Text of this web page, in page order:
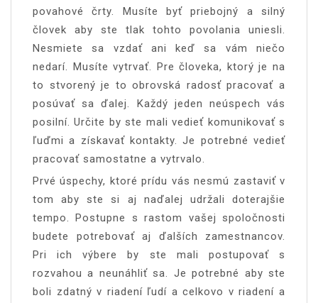
povahové črty. Musíte byť priebojný a silný
človek aby ste tlak tohto povolania uniesli.
Nesmiete sa vzdať ani keď sa vám niečo
nedarí. Musíte vytrvať. Pre človeka, ktorý je na
to stvorený je to obrovská radosť pracovať a
posúvať sa ďalej. Každý jeden neúspech vás
posilní. Určite by ste mali vedieť komunikovať s
ľuďmi a získavať kontakty. Je potrebné vedieť
pracovať samostatne a vytrvalo.
Prvé úspechy, ktoré prídu vás nesmú zastaviť v
tom aby ste si aj naďalej udržali doterajšie
tempo. Postupne s rastom vašej spoločnosti
budete potrebovať aj ďalších zamestnancov.
Pri ich výbere by ste mali postupovať s
rozvahou a neunáhliť sa. Je potrebné aby ste
boli zdatný v riadení ľudí a celkovo v riadení a